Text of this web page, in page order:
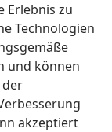
Erlebnis zu
Technologien
und können
der
akzeptiert
Jesus Christus